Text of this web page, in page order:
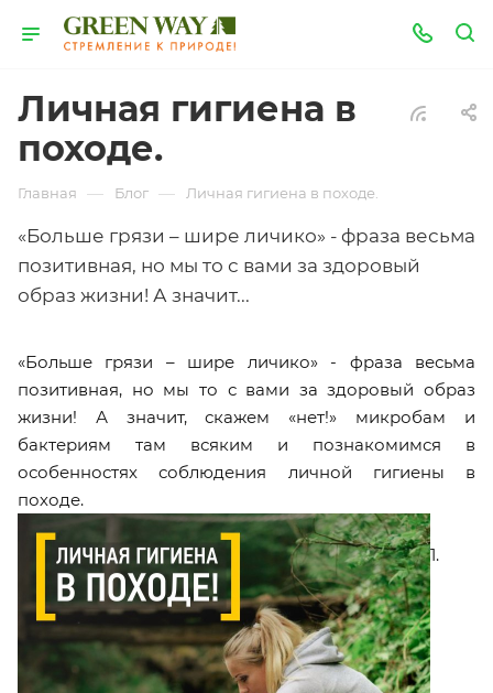
Личная гигиена в
походе.
Главная — Блог — Личная гигиена в походе.
«Больше грязи – шире личико» - фраза весьма
позитивная, но мы то с вами за здоровый
образ жизни! А значит...
«Больше грязи – шире личико» - фраза весьма
позитивная, но мы то с вами за здоровый образ
жизни! А значит, скажем «нет!» микробам и
бактериям там всяким и познакомимся в
особенностях соблюдения личной гигиены в
походе.
1.